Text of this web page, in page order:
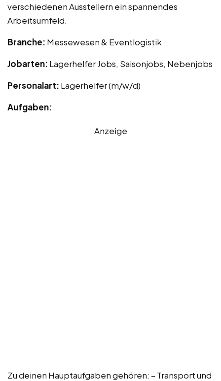
verschiedenen Ausstellern ein spannendes
Arbeitsumfeld.
Branche: Messewesen & Eventlogistik
Jobarten: Lagerhelfer Jobs, Saisonjobs, Nebenjobs
Personalart: Lagerhelfer (m/w/d)
Aufgaben:
Anzeige
Zu deinen Hauptaufgaben gehören: – Transport und